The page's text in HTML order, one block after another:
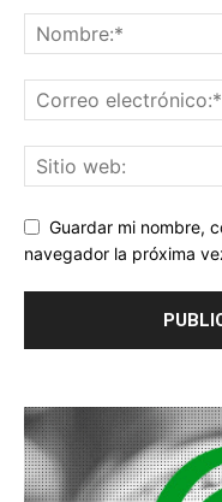
Guardar mi nombre,
navegador la próxima